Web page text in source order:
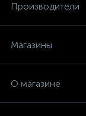
Производители
Магазины
О магазине